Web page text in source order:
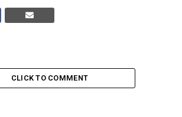
CLICK TO COMMENT